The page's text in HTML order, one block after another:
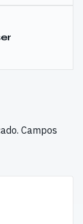
Campos